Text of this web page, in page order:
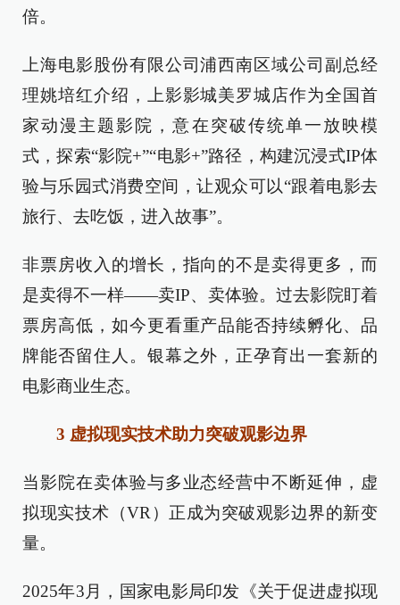
倍。
上海电影股份有限公司浦西南区域公司副总经
理姚培红介绍，上影影城美罗城店作为全国首
家动漫主题影院，意在突破传统单一放映模
式，探索“影院+”“电影+”路径，构建沉浸式IP体
验与乐园式消费空间，让观众可以“跟着电影去
旅行、去吃饭，进入故事”。
非票房收入的增长，指向的不是卖得更多，而
是卖得不一样——卖IP、卖体验。过去影院盯着
票房高低，如今更看重产品能否持续孵化、品
牌能否留住人。银幕之外，正孕育出一套新的
电影商业生态。
3 虚拟现实技术助力突破观影边界
当影院在卖体验与多业态经营中不断延伸，虚
拟现实技术（VR）正成为突破观影边界的新变
量。
2025年3月，国家电影局印发《关于促进虚拟现